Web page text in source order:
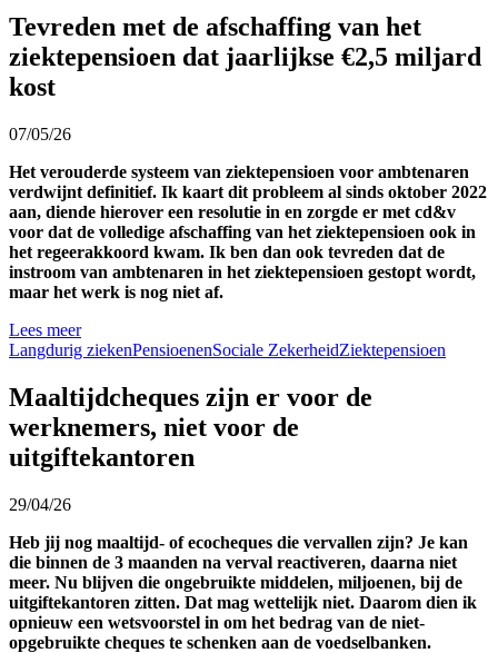
Tevreden met de afschaffing van het
ziektepensioen dat jaarlijkse €2,5 miljard
kost
07/05/26
Het verouderde systeem van ziektepensioen voor ambtenaren
verdwijnt definitief. Ik kaart dit probleem al sinds oktober 2022
aan, diende hierover een resolutie in en zorgde er met cd&v
voor dat de volledige afschaffing van het ziektepensioen ook in
het regeerakkoord kwam. Ik ben dan ook tevreden dat de
instroom van ambtenaren in het ziektepensioen gestopt wordt,
maar het werk is nog niet af.
Lees meer
Langdurig ziekenPensioenenSociale ZekerheidZiektepensioen
Maaltijdcheques zijn er voor de
werknemers, niet voor de
uitgiftekantoren
29/04/26
Heb jij nog maaltijd- of ecocheques die vervallen zijn? Je kan
die binnen de 3 maanden na verval reactiveren, daarna niet
meer. Nu blijven die ongebruikte middelen, miljoenen, bij de
uitgiftekantoren zitten. Dat mag wettelijk niet. Daarom dien ik
opnieuw een wetsvoorstel in om het bedrag van de niet-
opgebruikte cheques te schenken aan de voedselbanken.